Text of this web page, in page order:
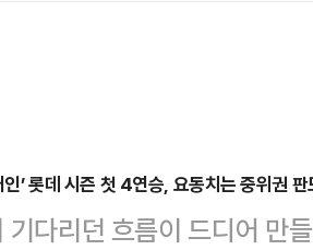
인’ 롯데 시즌 첫 4연승, 요동치는 중위권 판
기다리던 흐름이 드디어 만